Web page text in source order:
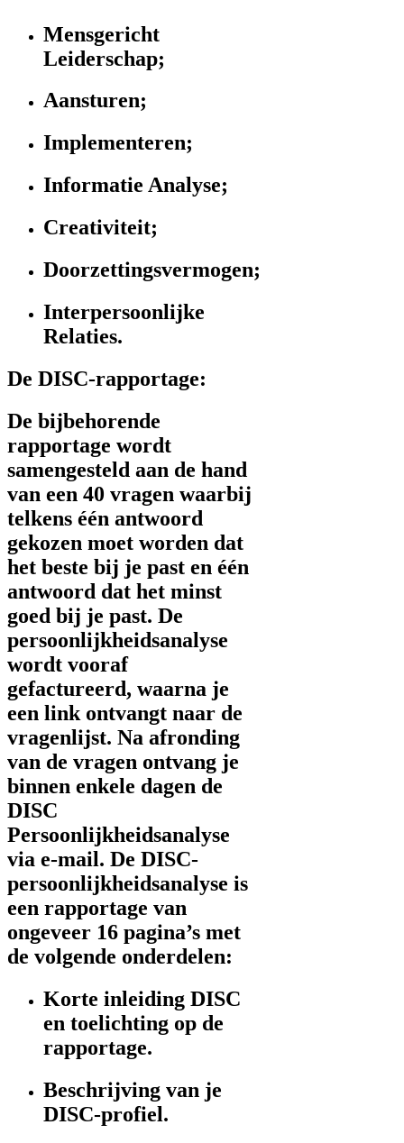
Mensgericht
Leiderschap;
Aansturen;
Implementeren;
Informatie Analyse;
Creativiteit;
Doorzettingsvermogen;
Interpersoonlijke
Relaties.
De DISC-rapportage:
De bijbehorende
rapportage wordt
samengesteld aan de hand
van een 40 vragen waarbij
telkens één antwoord
gekozen moet worden dat
het beste bij je past en één
antwoord dat het minst
goed bij je past. De
persoonlijkheidsanalyse
wordt vooraf
gefactureerd, waarna je
een link ontvangt naar de
vragenlijst. Na afronding
van de vragen ontvang je
binnen enkele dagen de
DISC
Persoonlijkheidsanalyse
via e-mail. De DISC-
persoonlijkheidsanalyse is
een rapportage van
ongeveer 16 pagina’s met
de volgende onderdelen:
Korte inleiding DISC
en toelichting op de
rapportage.
Beschrijving van je
DISC-profiel.